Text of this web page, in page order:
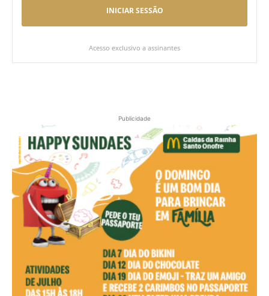
INICIAR SESSÃO
Acesso exclusivo a assinantes
Publicidade